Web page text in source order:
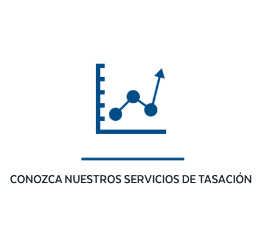
CONOZCA NUESTROS SERVICIOS DE TASACIÓN